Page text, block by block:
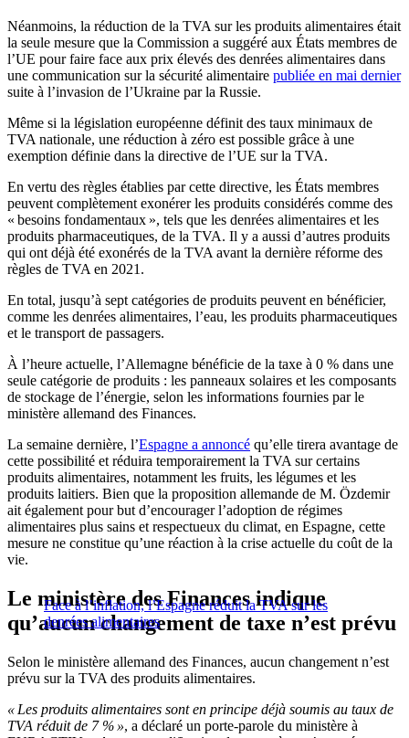
Néanmoins, la réduction de la TVA sur les produits alimentaires était
la seule mesure que la Commission a suggéré aux États membres de
l’UE pour faire face aux prix élevés des denrées alimentaires dans
une communication sur la sécurité alimentaire publiée en mai dernier
suite à l’invasion de l’Ukraine par la Russie.
Même si la législation européenne définit des taux minimaux de
TVA nationale, une réduction à zéro est possible grâce à une
exemption définie dans la directive de l’UE sur la TVA.
En vertu des règles établies par cette directive, les États membres
peuvent complètement exonérer les produits considérés comme des
« besoins fondamentaux », tels que les denrées alimentaires et les
produits pharmaceutiques, de la TVA. Il y a aussi d’autres produits
qui ont déjà été exonérés de la TVA avant la dernière réforme des
règles de TVA en 2021.
En total, jusqu’à sept catégories de produits peuvent en bénéficier,
comme les denrées alimentaires, l’eau, les produits pharmaceutiques
et le transport de passagers.
À l’heure actuelle, l’Allemagne bénéficie de la taxe à 0 % dans une
seule catégorie de produits : les panneaux solaires et les composants
de stockage de l’énergie, selon les informations fournies par le
ministère allemand des Finances.
La semaine dernière, l’Espagne a annoncé qu’elle tirera avantage de
cette possibilité et réduira temporairement la TVA sur certains
produits alimentaires, notamment les fruits, les légumes et les
produits laitiers. Bien que la proposition allemande de M. Özdemir
ait également pour but d’encourager l’adoption de régimes
alimentaires plus sains et respectueux du climat, en Espagne, cette
mesure ne constitue qu’une réaction à la crise actuelle du coût de la
vie.
Face à l’inflation, l’Espagne réduit la TVA sur les
denrées alimentaires
Le ministère des Finances indique
qu’aucun changement de taxe n’est prévu
Selon le ministère allemand des Finances, aucun changement n’est
prévu sur la TVA des produits alimentaires.
« Les produits alimentaires sont en principe déjà soumis au taux de
TVA réduit de 7 % », a déclaré un porte-parole du ministère à